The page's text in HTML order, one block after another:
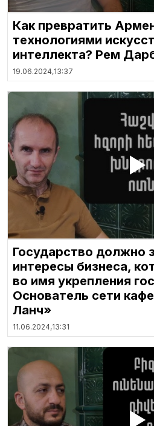
Как превратить
технологиями
интеллекта? Рем
19.06.2024,13:37
Государство должно
интересы бизнеса,
во имя укрепления
Основатель сети
Ланч»
11.06.2024,13:31